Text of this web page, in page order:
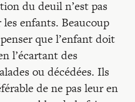
du deuil n’est pas
les enfants. Beaucoup
que l’enfant doit
l’écartant des
ou décédées. Ils
de ne pas leur en